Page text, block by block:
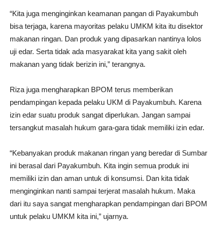
“Kita juga menginginkan keamanan pangan di Payakumbuh
bisa terjaga, karena mayoritas pelaku UMKM kita itu disektor
makanan ringan. Dan produk yang dipasarkan nantinya lolos
uji edar. Serta tidak ada masyarakat kita yang sakit oleh
makanan yang tidak berizin ini,” terangnya.
Riza juga mengharapkan BPOM terus memberikan
pendampingan kepada pelaku UKM di Payakumbuh. Karena
izin edar suatu produk sangat diperlukan. Jangan sampai
tersangkut masalah hukum gara-gara tidak memiliki izin edar.
“Kebanyakan produk makanan ringan yang beredar di Sumbar
ini berasal dari Payakumbuh. Kita ingin semua produk ini
memiliki izin dan aman untuk di konsumsi. Dan kita tidak
menginginkan nanti sampai terjerat masalah hukum. Maka
dari itu saya sangat mengharapkan pendampingan dari BPOM
untuk pelaku UMKM kita ini,” ujarnya.